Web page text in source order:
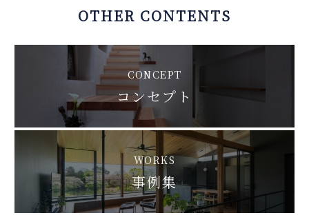
OTHER CONTENTS
CONCEPT
コンセプト
WORKS
事例集